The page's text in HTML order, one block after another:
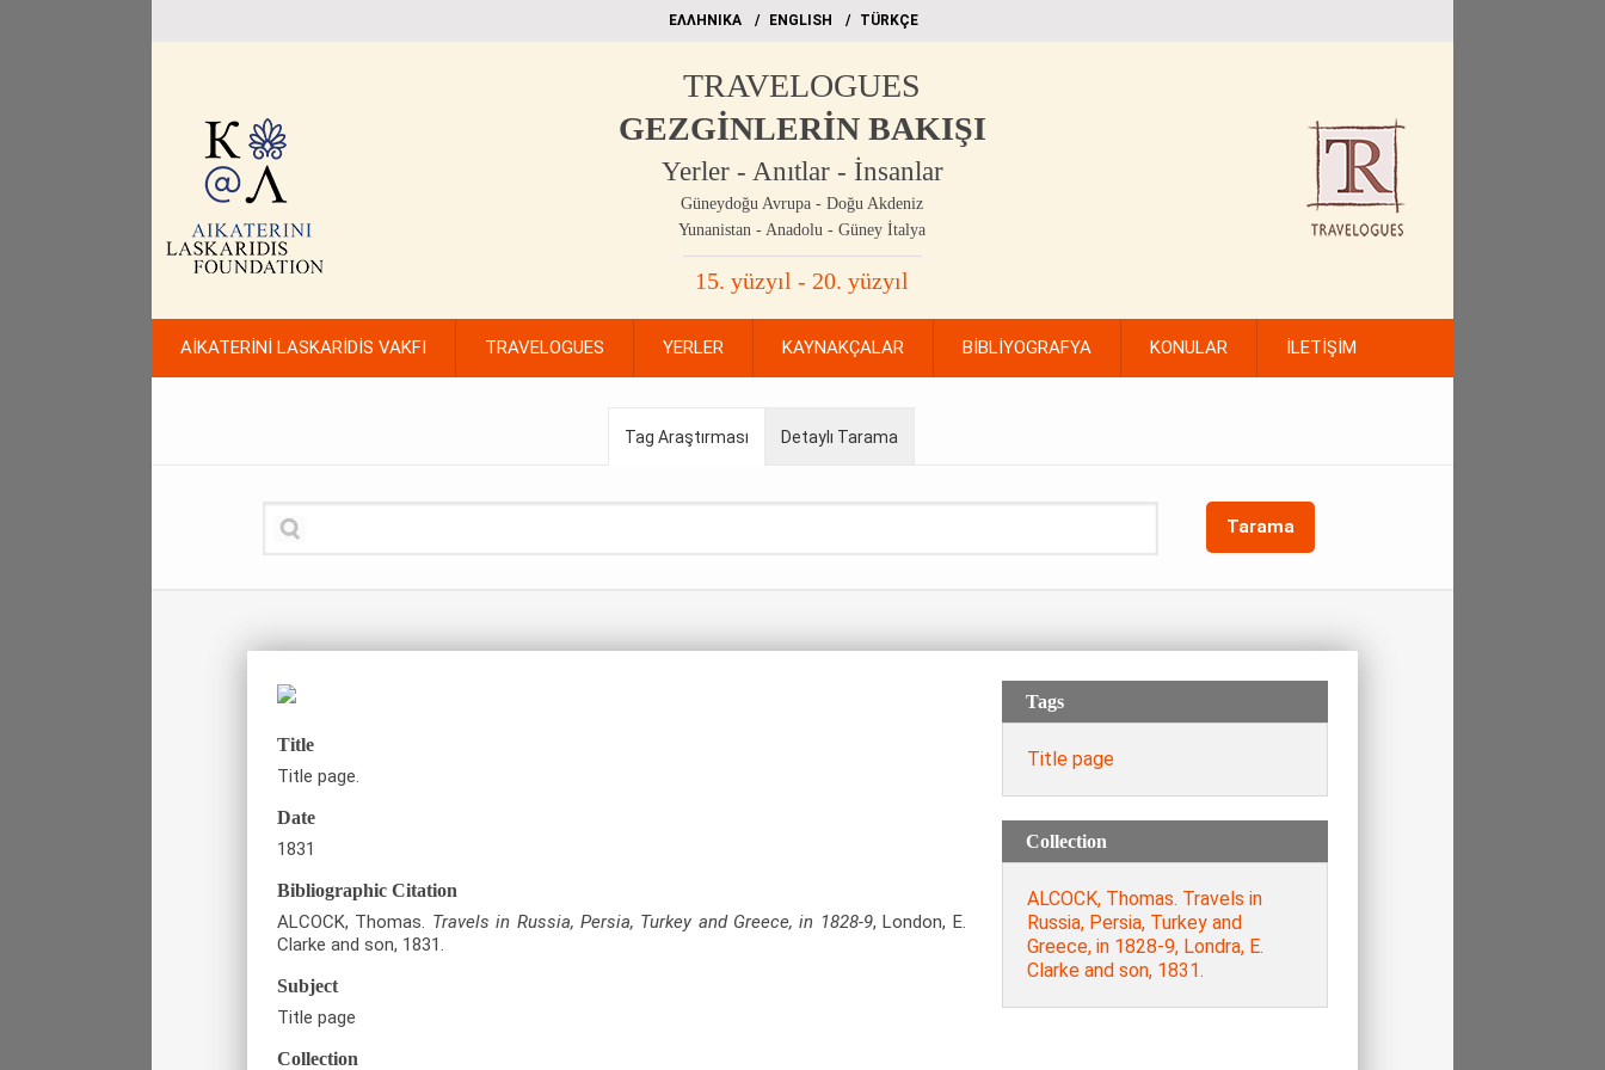
EΛΛΗΝΙΚΑ ΕΝGLISH TÜRKÇE
TRAVELOGUES
GEZGİNLERİN BAKIŞI
Yerler - Anıtlar - İnsanlar
Güneydoğu Avrupa - Doğu Akdeniz
Yunanistan - Anadolu - Güney İtalya
15. yüzyıl - 20. yüzyıl
AİKATERİNİ LASKARİDİS VAKFI TRAVELOGUES YERLER KAYNAKÇALAR BİBLİYOGRAFYA KONULAR İLETİŞİM
Tag Araştırması
Tarama
Detaylı Tarama
Title
Title page.
Date
1831
Bibliographic Citation
ALCOCK, Thomas. Travels in Russia, Persia, Turkey and Greece, in 1828-9, London, E.
Clarke and son, 1831.
Subject
Title page
Collection
Tags
Title page
Collection
ALCOCK, Thomas. Travels in
Russia, Persia, Turkey and
Greece, in 1828-9, Londra, E.
Clarke and son, 1831.